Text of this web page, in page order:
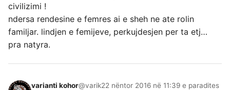
civilizimi !
ndersa rendesine e femres ai e sheh ne ate rolin
familjar. lindjen e femijeve, perkujdesjen per ta etj…
pra natyra.
varianti kohor@varik22 nëntor 2016 në 11:39 e paradites